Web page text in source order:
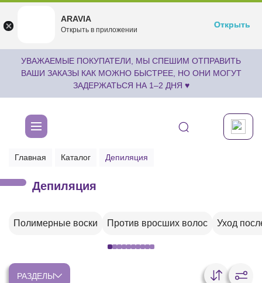
undefined
Бесплатноru.aravia.new
Открыть
УВАЖАЕМЫЕ ПОКУПАТЕЛИ, МЫ СПЕШИМ ОТПРАВИТЬ
ВАШИ ЗАКАЗЫ КАК МОЖНО БЫСТРЕЕ, НО ОНИ МОГУТ
ЗАДЕРЖАТЬСЯ НА 1–2 ДНЯ ♥
Главная Каталог Депиляция
Депиляция
Полимерные воски Против вросших волос Уход
РАЗДЕЛЫ
ARAVIA
Открыть в приложении
Открыть